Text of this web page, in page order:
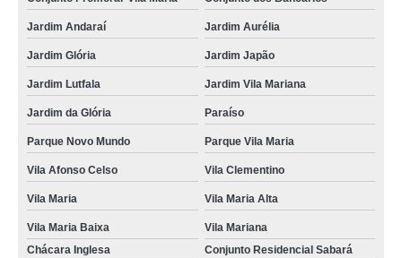
Jardim Andaraí Jardim Aurélia
Jardim Glória Jardim Japão
Jardim Lutfala Jardim Vila Mariana
Jardim da Glória Paraíso
Parque Novo Mundo Parque Vila Maria
Vila Afonso Celso Vila Clementino
Vila Maria Vila Maria Alta
Vila Maria Baixa
Vila Mariana
Chácara Inglesa
Conjunto Residencial Sabará